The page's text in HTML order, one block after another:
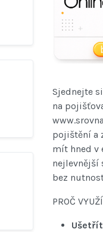
Sjednejte
na
pojištění a
mít hned v
nejlevnější
bez
PROČ